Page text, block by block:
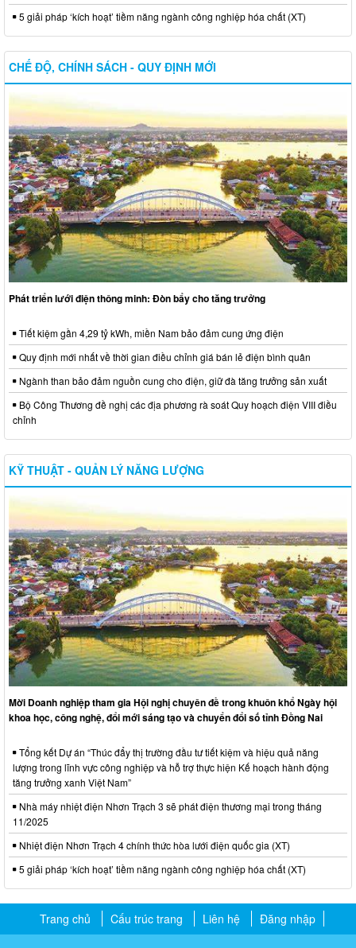
5 giải pháp ‘kích hoạt’ tiềm năng ngành công nghiệp hóa chất (XT)
CHẾ ĐỘ, CHÍNH SÁCH - QUY ĐỊNH MỚI
Phát triển lưới điện thông minh: Đòn bẩy cho tăng trưởng
Tiết kiệm gần 4,29 tỷ kWh, miền Nam bảo đảm cung ứng điện
Quy định mới nhất về thời gian điều chỉnh giá bán lẻ điện bình quân
Ngành than bảo đảm nguồn cung cho điện, giữ đà tăng trưởng sản xuất
Bộ Công Thương đề nghị các địa phương rà soát Quy hoạch điện VIII điều
chỉnh
KỸ THUẬT - QUẢN LÝ NĂNG LƯỢNG
Mời Doanh nghiệp tham gia Hội nghị chuyên đề trong khuôn khổ Ngày hội
khoa học, công nghệ, đổi mới sáng tạo và chuyển đổi số tỉnh Đồng Nai
Tổng kết Dự án “Thúc đẩy thị trường đầu tư tiết kiệm và hiệu quả năng
lượng trong lĩnh vực công nghiệp và hỗ trợ thực hiện Kế hoạch hành động
tăng trưởng xanh Việt Nam”
Nhà máy nhiệt điện Nhơn Trạch 3 sẽ phát điện thương mại trong tháng
11/2025
Nhiệt điện Nhơn Trạch 4 chính thức hòa lưới điện quốc gia (XT)
5 giải pháp ‘kích hoạt’ tiềm năng ngành công nghiệp hóa chất (XT)
Trang chủ Cấu trúc trang Liên hệ Đăng nhập